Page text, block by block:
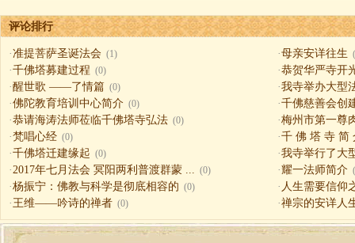
评论排行
·准提菩萨圣诞法会 (1) ·母亲安详往生
·千佛塔募建过程 (0) ·恭贺华严寺开
·醒世歌 ——了情篇 (0) ·我寺举办大型
·佛陀教育培训中心简介 (0) ·千佛慈善会创
·恭请海涛法师莅临千佛塔寺弘法 (0) ·梅州市第一尊
·梵唱心经 (0) ·千 佛 塔 寺 简
·千佛塔迁建缘起 (0) ·我寺举行了大
·2017年七月法会 冥阳两利普渡群蒙 ... (0) ·耀一法师简介
·杨振宁：佛教与科学是彻底相容的 (0) · 人生需要信仰
·王维——吟诗的禅者 (0) ·禅宗的安详人